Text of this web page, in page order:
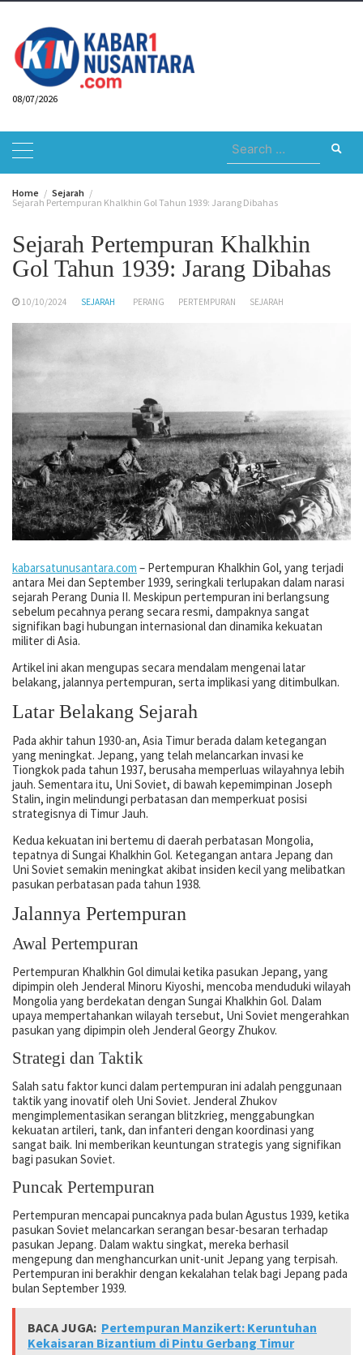
content
08/07/2026
Search
for:
Home
Sejarah
Sejarah Pertempuran Khalkhin Gol Tahun 1939: Jarang Dibahas
Sejarah Pertempuran Khalkhin
Gol Tahun 1939: Jarang Dibahas
10/10/2024 SEJARAH PERANG PERTEMPURAN SEJARAH
kabarsatunusantara.com – Pertempuran Khalkhin Gol, yang terjadi
antara Mei dan September 1939, seringkali terlupakan dalam narasi
sejarah Perang Dunia II. Meskipun pertempuran ini berlangsung
sebelum pecahnya perang secara resmi, dampaknya sangat
signifikan bagi hubungan internasional dan dinamika kekuatan
militer di Asia.
Artikel ini akan mengupas secara mendalam mengenai latar
belakang, jalannya pertempuran, serta implikasi yang ditimbulkan.
Latar Belakang Sejarah
Pada akhir tahun 1930-an, Asia Timur berada dalam ketegangan
yang meningkat. Jepang, yang telah melancarkan invasi ke
Tiongkok pada tahun 1937, berusaha memperluas wilayahnya lebih
jauh. Sementara itu, Uni Soviet, di bawah kepemimpinan Joseph
Stalin, ingin melindungi perbatasan dan memperkuat posisi
strategisnya di Timur Jauh.
Kedua kekuatan ini bertemu di daerah perbatasan Mongolia,
tepatnya di Sungai Khalkhin Gol. Ketegangan antara Jepang dan
Uni Soviet semakin meningkat akibat insiden kecil yang melibatkan
pasukan perbatasan pada tahun 1938.
Jalannya Pertempuran
Awal Pertempuran
Pertempuran Khalkhin Gol dimulai ketika pasukan Jepang, yang
dipimpin oleh Jenderal Minoru Kiyoshi, mencoba menduduki wilayah
Mongolia yang berdekatan dengan Sungai Khalkhin Gol. Dalam
upaya mempertahankan wilayah tersebut, Uni Soviet mengerahkan
pasukan yang dipimpin oleh Jenderal Georgy Zhukov.
Strategi dan Taktik
Salah satu faktor kunci dalam pertempuran ini adalah penggunaan
taktik yang inovatif oleh Uni Soviet. Jenderal Zhukov
mengimplementasikan serangan blitzkrieg, menggabungkan
kekuatan artileri, tank, dan infanteri dengan koordinasi yang
sangat baik. Ini memberikan keuntungan strategis yang signifikan
bagi pasukan Soviet.
Puncak Pertempuran
Pertempuran mencapai puncaknya pada bulan Agustus 1939, ketika
pasukan Soviet melancarkan serangan besar-besaran terhadap
pasukan Jepang. Dalam waktu singkat, mereka berhasil
mengepung dan menghancurkan unit-unit Jepang yang terpisah.
Pertempuran ini berakhir dengan kekalahan telak bagi Jepang pada
bulan September 1939.
BACA JUGA: Pertempuran Manzikert: Keruntuhan
Kekaisaran Bizantium di Pintu Gerbang Timur